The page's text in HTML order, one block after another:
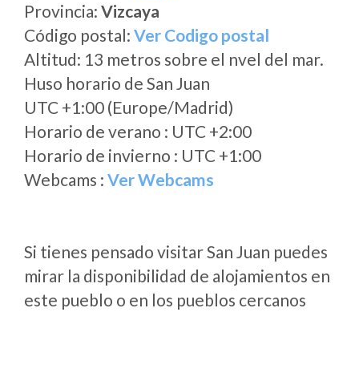
Provincia: Vizcaya
Código postal: Ver Codigo postal
Altitud: 13 metros sobre el nvel del mar.
Huso horario de San Juan
UTC +1:00 (Europe/Madrid)
Horario de verano : UTC +2:00
Horario de invierno : UTC +1:00
Webcams : Ver Webcams
Si tienes pensado visitar San Juan puedes
mirar la disponibilidad de alojamientos en
este pueblo o en los pueblos cercanos